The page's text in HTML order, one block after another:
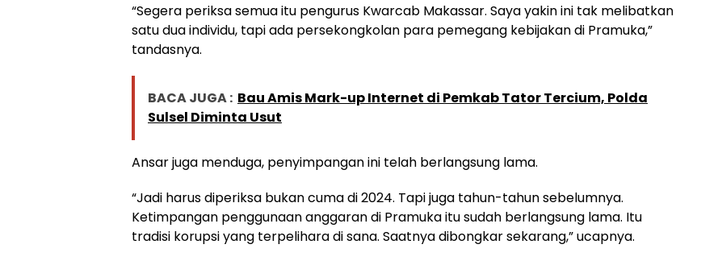
“Segera periksa semua itu pengurus Kwarcab Makassar. Saya yakin ini tak melibatkan
satu dua individu, tapi ada persekongkolan para pemegang kebijakan di Pramuka,”
tandasnya.
BACA JUGA : Bau Amis Mark-up Internet di Pemkab Tator Tercium, Polda
Sulsel Diminta Usut
Ansar juga menduga, penyimpangan ini telah berlangsung lama.
“Jadi harus diperiksa bukan cuma di 2024. Tapi juga tahun-tahun sebelumnya.
Ketimpangan penggunaan anggaran di Pramuka itu sudah berlangsung lama. Itu
tradisi korupsi yang terpelihara di sana. Saatnya dibongkar sekarang,” ucapnya.